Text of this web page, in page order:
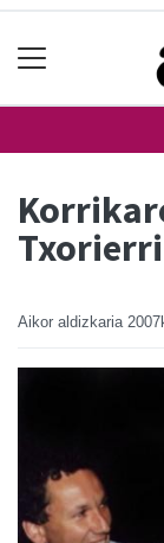
Aikor aldizkaria